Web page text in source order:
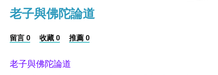
老子與佛陀論道
留言 0 收藏 0 推薦 0
老子與佛陀論道